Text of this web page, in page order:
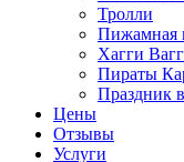
Тролли
Пижамная
Хагги
Пираты
Праздник
Цены
Отзывы
Услуги